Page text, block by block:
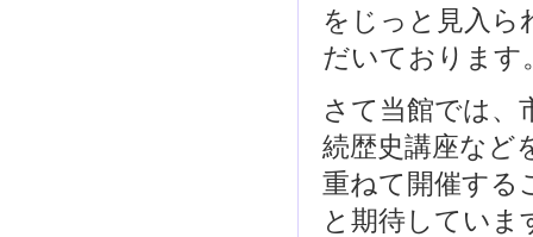
をじっと見入
だいております
さて当館では、
続歴史講座など
重ねて開催する
と期待していま